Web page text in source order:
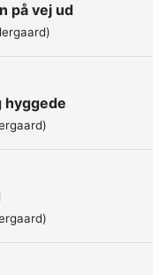
på vej ud
hyggede